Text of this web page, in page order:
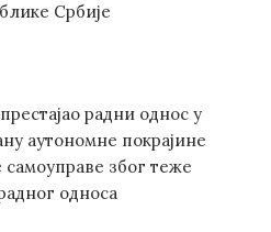
Србије
радни однос у
аутономне покрајине
због теже
односа